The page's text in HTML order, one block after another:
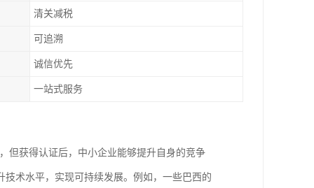
清关减税
可追溯
诚信优先
一站式服务
但获得认证后，中小企业能够提升自身的竞争
术水平，实现可持续发展。例如，一些巴西的